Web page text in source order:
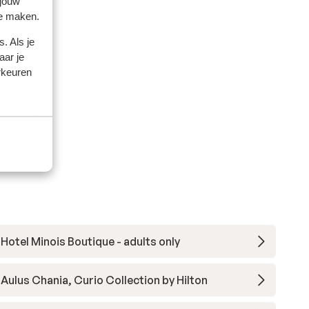
maken.
Als je
je
Hotel Minois Boutique - adults only
Aulus Chania, Curio Collection by Hilton